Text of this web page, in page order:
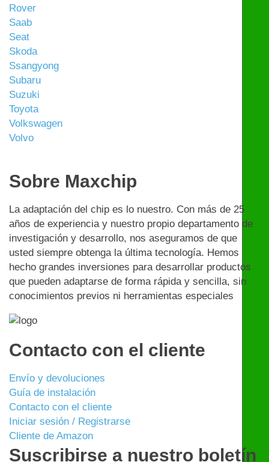
Rover
Saab
Seat
Skoda
Ssangyong
Subaru
Suzuki
Toyota
Volkswagen
Volvo
Sobre Maxchip
La adaptación del chip es lo nuestro. Con más de 25
años de experiencia y nuestro propio departamento de
investigación y desarrollo, nos aseguramos de que
usted siempre obtenga la última tecnología. Hemos
hecho grandes inversiones para desarrollar productos
que pueden adaptarse de forma rápida y sencilla, sin
conocimientos previos ni herramientas especiales
Contacto con el cliente
Envío y devoluciones
Guía de instalación
Contacto con el cliente
Iniciar sesión / Registrarse
Cliente de Amazon
Suscribirse a nuestro boletín